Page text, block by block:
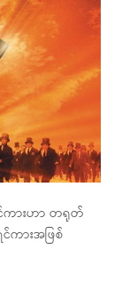
င်ကားဟာ တရုတ်
ကားအဖြစ်